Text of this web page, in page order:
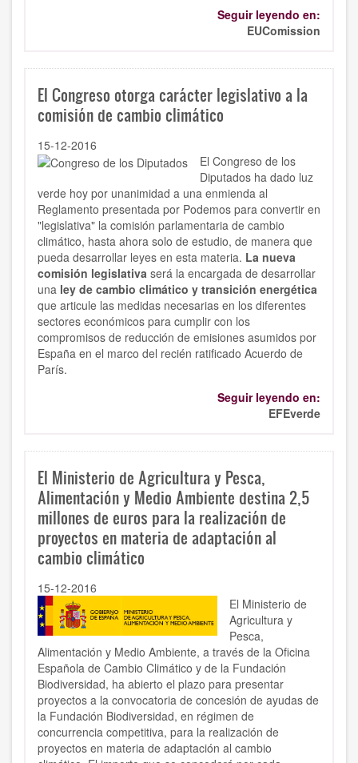
Seguir leyendo en:
EUComission
El Congreso otorga carácter legislativo a la
comisión de cambio climático
15-12-2016
El Congreso de los
Diputados ha dado luz
verde hoy por unanimidad a una enmienda al
Reglamento presentada por Podemos para convertir en
"legislativa" la comisión parlamentaria de cambio
climático, hasta ahora solo de estudio, de manera que
pueda desarrollar leyes en esta materia. La nueva
comisión legislativa será la encargada de desarrollar
una ley de cambio climático y transición energética
que articule las medidas necesarias en los diferentes
sectores económicos para cumplir con los
compromisos de reducción de emisiones asumidos por
España en el marco del recién ratificado Acuerdo de
París.
Seguir leyendo en:
EFEverde
El Ministerio de Agricultura y Pesca,
Alimentación y Medio Ambiente destina 2,5
millones de euros para la realización de
proyectos en materia de adaptación al
cambio climático
15-12-2016
El Ministerio de
Agricultura y
Pesca,
Alimentación y Medio Ambiente, a través de la Oficina
Española de Cambio Climático y de la Fundación
Biodiversidad, ha abierto el plazo para presentar
proyectos a la convocatoria de concesión de ayudas de
la Fundación Biodiversidad, en régimen de
concurrencia competitiva, para la realización de
proyectos en materia de adaptación al cambio